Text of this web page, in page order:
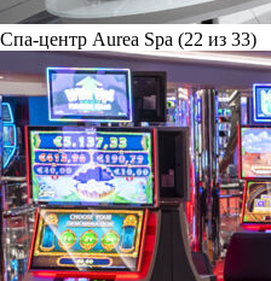
Спа-центр Aurea Spa (22 из 33)